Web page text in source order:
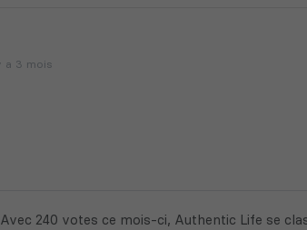
Avec 240 votes ce mois-ci, Authentic Life se